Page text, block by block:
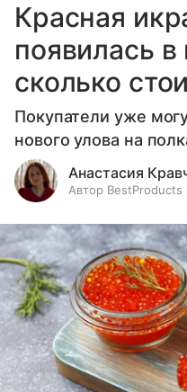
Красная
появилась
сколько
Покупатели уже
нового улова на
Анастасия
Автор BestProducts